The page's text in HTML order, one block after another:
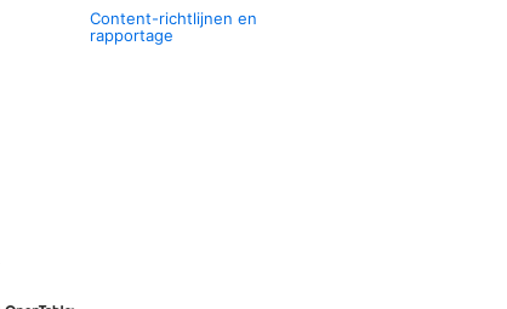
Content-richtlijnen en
rapportage